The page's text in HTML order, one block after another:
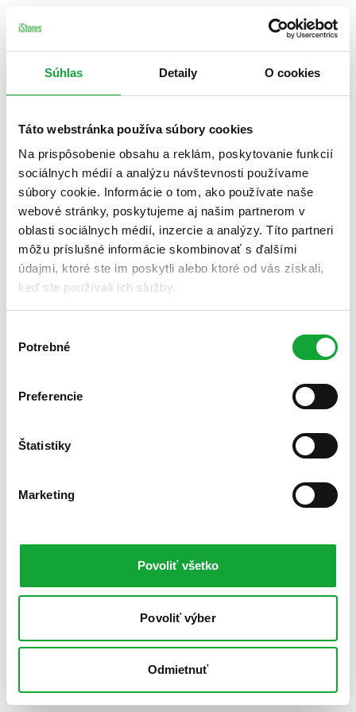
Súhlas Detaily O cookies
Táto webstránka používa súbory cookies
Na prispôsobenie obsahu a reklám, poskytovanie funkcií
sociálnych médií a analýzu návštevnosti používame
súbory cookie. Informácie o tom, ako používate naše
webové stránky, poskytujeme aj našim partnerom v
oblasti sociálnych médií, inzercie a analýzy. Títo partneri
môžu príslušné informácie skombinovať s ďalšími
údajmi, ktoré ste im poskytli alebo ktoré od vás získali,
keď ste používali ich služby.
súhlasu
Potrebné
Preferencie
Štatistiky
Marketing
Povoliť všetko
Povoliť výber
Odmietnuť